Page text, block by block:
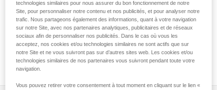
Crochet de fixation pour lampe sur casque à bord fin
(pack de 4)
Quatre crochets de fixation pour lampe frontale, compatibles
avec les casques à bord fin ne possédant pas de crochets.
technologies similaires pour nous assurer du bon fonctionnement de notre
Site, pour personnaliser notre contenu et nos publicités, et pour analyser notre
trafic. Nous partageons également des informations, quant à votre navigation
sur notre Site, avec nos partenaires analytiques, publicitaires et de réseaux
sociaux afin de personnaliser nos publicités. Dans le cas où vous les
acceptez, nos cookies et/ou technologies similaires ne sont actifs que sur
notre Site et ne vous suivront pas sur d’autres sites web. Les cookies et/ou
technologies similaires de nos partenaires vous suivront pendant toute votre
navigation.
Vous pouvez retirer votre consentement à tout moment en cliquant sur le lien «